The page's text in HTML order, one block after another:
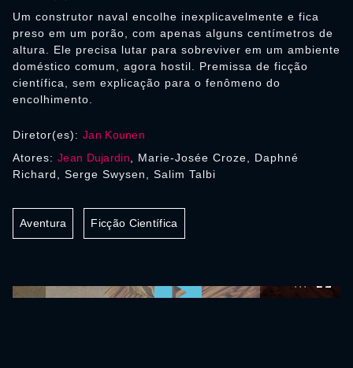
Um construtor naval encolhe inexplicavelmente e fica
preso em um porão, com apenas alguns centímetros de
altura. Ele precisa lutar para sobreviver em um ambiente
doméstico comum, agora hostil. Premissa de ficção
científica, sem explicação para o fenômeno do
encolhimento.
Diretor(es): Jan Kounen
Atores: Jean Dujardin , Marie-Josée Croze, Daphné
Richard, Serge Swysen, Salim Talbi
Aventura Ficção Científica